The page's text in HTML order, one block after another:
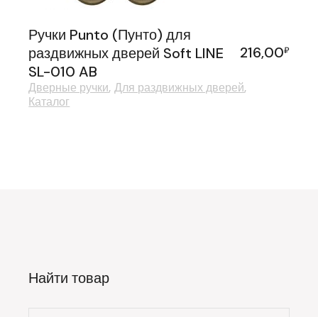
Ручки Punto (Пунто) для
раздвижных дверей Soft LINE
SL-010 AB
216,00₽
Дверные ручки Для раздвижных дверей
Каталог
Найти товар